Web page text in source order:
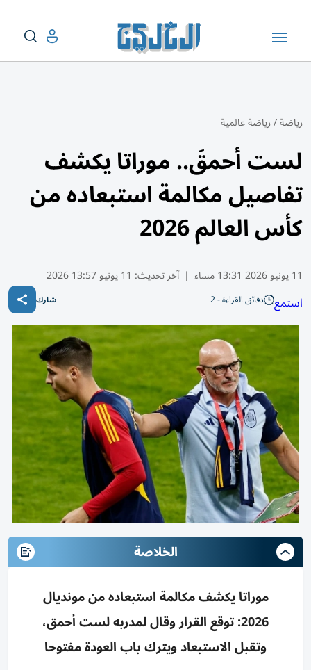
رياضة/رياضة عالمية
لست أحمقَ.. موراتا يكشف
تفاصيل مكالمة استبعاده من
كأس العالم 2026
11 يونيو 2026 13:31 مساء | آخر تحديث: 11 يونيو 13:57 2026
استمع دقائق القراءة - 2 شارك
الخلاصة
موراتا يكشف مكالمة استبعاده من مونديال
2026: توقع القرار وقال لمدربه لست أحمق،
وتقبل الاستبعاد ويترك باب العودة مفتوحا